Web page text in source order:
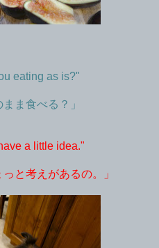
eating as is?"
ま食べる？」
a little idea."
と考えがあるの。」